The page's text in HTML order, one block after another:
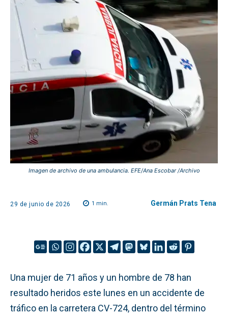
Imagen de archivo de una ambulancia. EFE/Ana Escobar /Archivo
29 de junio de 2026 1 min. Germán Prats Tena
Una mujer de 71 años y un hombre de 78 han
resultado heridos este lunes en un accidente de
tráfico en la carretera CV-724, dentro del término